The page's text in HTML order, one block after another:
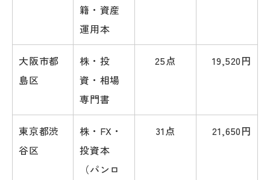
籍・資産
運用本
大阪市都
島区
株・投
資・相場
専門書
25点 19,520円
東京都渋
谷区
株・FX・
投資本
（パンロ
31点 21,650円